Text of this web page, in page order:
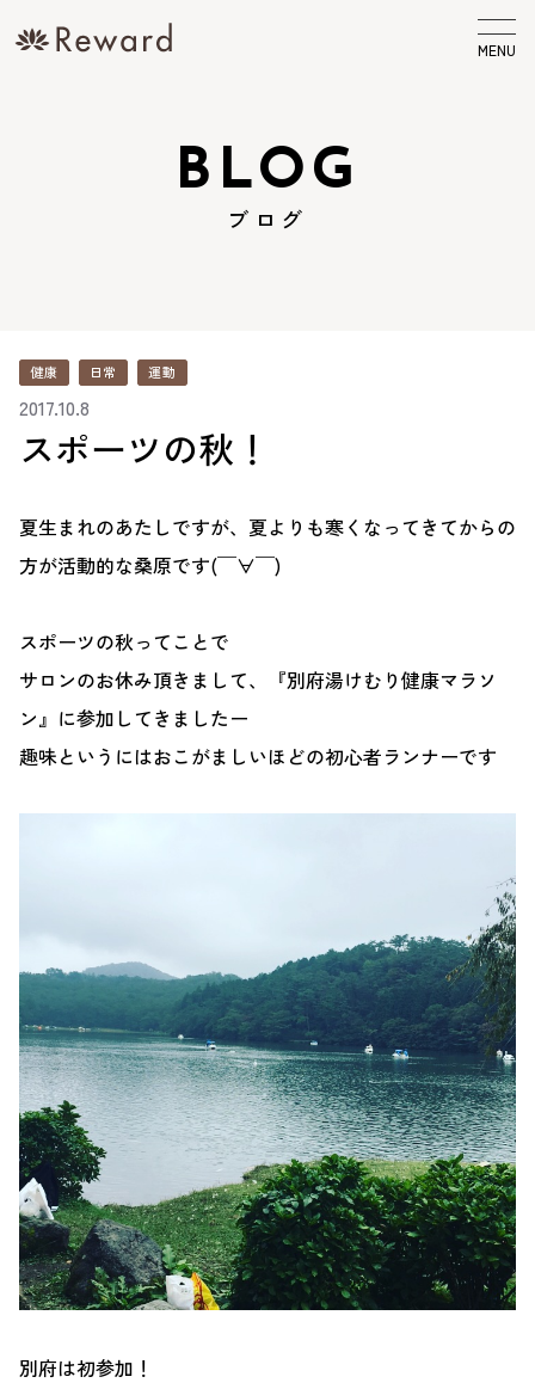
MENU
BLOG
ブログ
健康 日常 運動
2017.10.8
スポーツの秋！
夏生まれのあたしですが、夏よりも寒くなってきてからの
方が活動的な桑原です(￣∀￣)
スポーツの秋ってことで
サロンのお休み頂きまして、『別府湯けむり健康マラソ
ン』に参加してきましたー
趣味というにはおこがましいほどの初心者ランナーです
別府は初参加！